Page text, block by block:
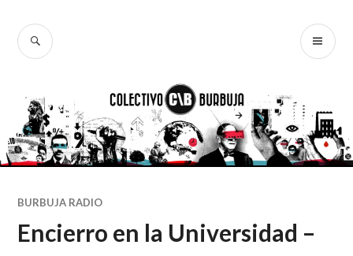
contenido
BUSCAR
BURBUJA RADIO
Encierro en la Universidad –